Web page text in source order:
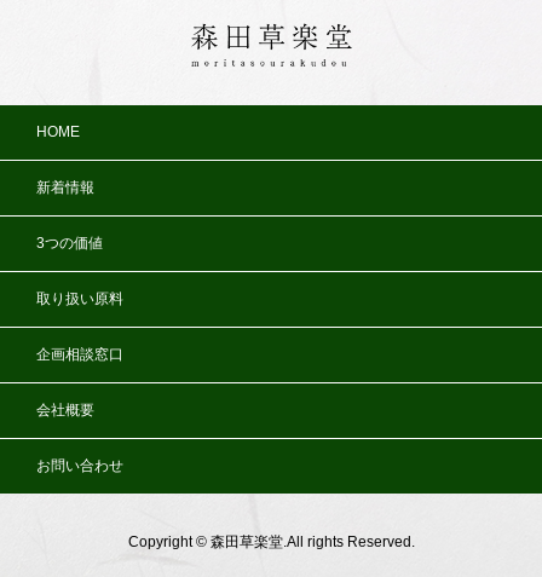
HOME
新着情報
3つの価値
取り扱い原料
企画相談窓口
会社概要
お問い合わせ
Copyright © 森田草楽堂.All rights Reserved.